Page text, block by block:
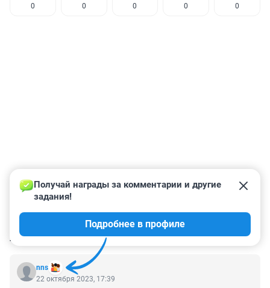
0 0 0 0 0
КОММЕНТАРИИ 1
nns
Получай награды за комментарии и другие
задания!
Подробнее в профиле
22 октября 2023, 17:39